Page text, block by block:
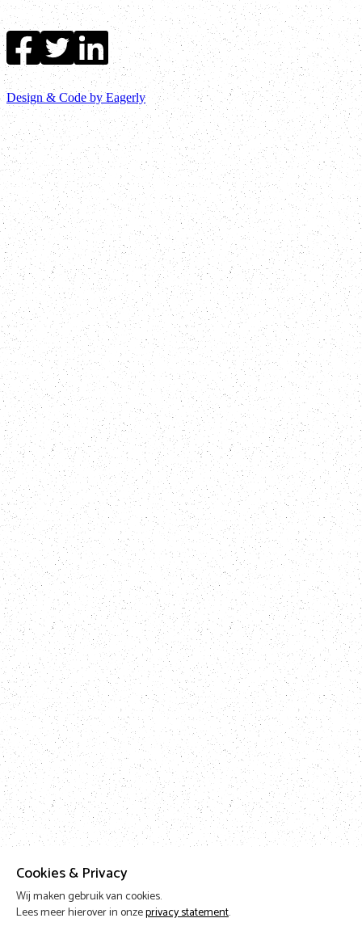
Cookies & Privacy
Wij maken gebruik van cookies.
Lees meer hierover in onzeprivacy statement.
Design & Code by Eagerly